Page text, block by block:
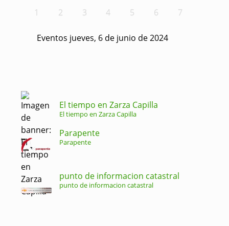
1
2 3 4 5 6 7
Eventos jueves, 6 de junio de 2024
El tiempo en Zarza Capilla
El tiempo en Zarza Capilla
Parapente
Parapente
punto de informacion catastral
punto de informacion catastral